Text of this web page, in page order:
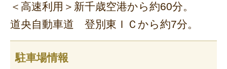
＜高速利用＞新千歳空港から約60分。
道央自動車道 登別東ＩＣから約7分。
駐車場情報